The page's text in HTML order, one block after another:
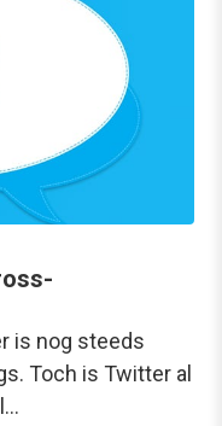
is nog steeds
Toch is Twitter al